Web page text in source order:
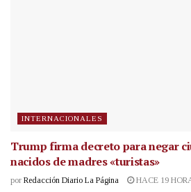
INTERNACIONALES
Trump firma decreto para negar
nacidos de madres «turistas»
por Redacción Diario La Página HACE 19